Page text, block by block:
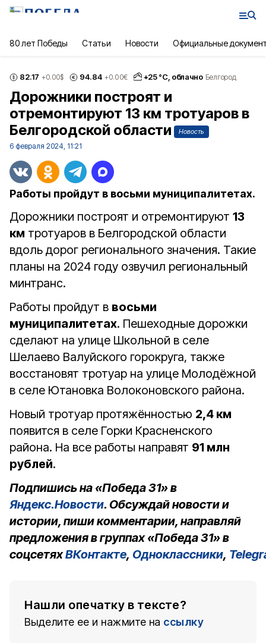
80 лет Победы Статьи Новости Официальные
82.17 +0.00$ 94.84 +0.00€ +25°С, облачно Белгород
Дорожники построят и
отремонтируют 13 км тротуаров в
Белгородской области
Новость
6 февраля 2024, 11:21
Работы пройдут в восьми муниципалитетах.
Дорожники построят и отремонтируют 13
км тротуаров в Белгородской области
вдоль дорог регионального значения. Такие
планы на 2024 году озвучил региональный
минтранс.
Работы пройдут в восьми
муниципалитетах. Пешеходные дорожки
сделают на улице Школьной в селе
Шелаево Валуйского горокруга, также
восстановят тротуар на улице Молодёжной
в селе Ютановка Волоконовского района.
Новый тротуар протяжённостью 2,4 км
появится в селе Горки Красненского
района. На все работы направят 91 млн
рублей.
Подпишись на «Победа 31» в
Яндекс.Новости. Обсуждай новости и
истории, пиши комментарии, направляй
предложения в группах «Победа 31» в
соцсетяхВКонтакте, Одноклассники,
Нашли опечатку в тексте?
Выделите ее и нажмите на ссылку